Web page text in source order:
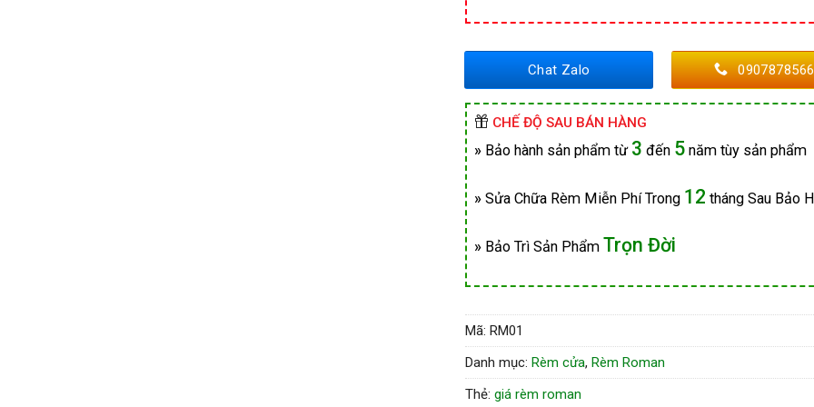
Chat Zalo 0907878566
CHẾ ĐỘ SAU BÁN HÀNG
»Bảo hành sản phẩm từ 3 đến 5năm tùy sản phẩm
»Sửa Chữa Rèm Miễn Phí Trong 12 tháng Sau Bảo
»Bảo Trì Sản Phẩm Trọn Đời
Mã: RM01
Danh mục: Rèm cửa, Rèm Roman
Thẻ: giá rèm roman